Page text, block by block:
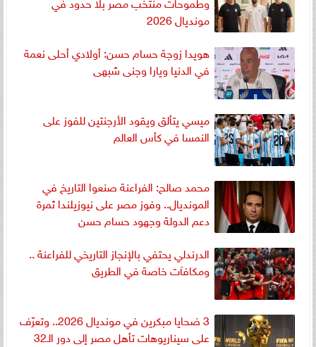
مونديال 2026
هويدا زوجة حسام حسن: أولادي أحلى نعمة
في الدنيا ويارا وجنى شبهى
ميسي يتألق ويقود الأرجنتين للفوز على
النمسا في كأس العالم
محمد صالح: الفراعنة صنعوا التاريخ في
المونديال.. وفوز مصر على نيوزيلندا ثمرة
دعم الدولة وجهود حسام حسن
الدرندلي يحتفي بالإنجاز التاريخي للفراعنة ..
ومكافآت خاصة في الطريق
3 ضحايا مبكرين في مونديال 2026.. وتعرّف
على سيناريوهات تأهل مصر إلى دور الـ32